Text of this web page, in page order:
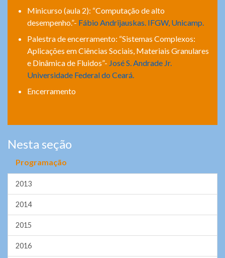
Minicurso (aula 2): “Computação de alto
desempenho.”- Fábio Andrijauskas. IFGW, Unicamp.
Palestra de encerramento: “Sistemas Complexos:
Aplicações em Ciências Sociais, Materiais Granulares
e Dinâmica de Fluidos”- José S. Andrade Jr.
Universidade Federal do Ceará.
Encerramento
Nesta seção
Programação
2013
2014
2015
2016